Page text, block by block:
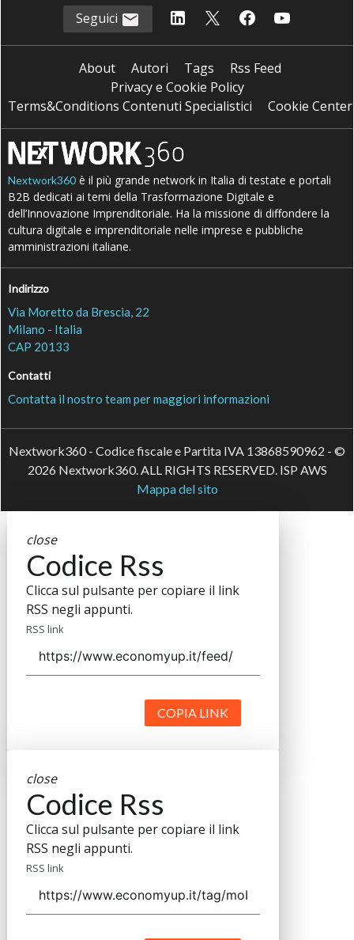
Seguici
About Autori Tags
Rss Feed
Privacy e Cookie Policy
Terms&Conditions Contenuti Specialistici
Cookie Center
Nextwork360 è il più grande network in Italia di testate e portali
B2B dedicati ai temi della Trasformazione Digitale e
dell’Innovazione Imprenditoriale. Ha la missione di diffondere la
cultura digitale e imprenditoriale nelle imprese e pubbliche
amministrazioni italiane.
Indirizzo
Via Moretto da Brescia, 22
Milano - Italia
CAP 20133
Contatti
Contatta il nostro team per maggiori informazioni
Nextwork360 - Codice fiscale e Partita IVA 13868590962 - ©
2026 Nextwork360. ALL RIGHTS RESERVED. ISP AWS
Mappa del sito
close
Codice Rss
Clicca sul pulsante per copiare il link
RSS negli appunti.
RSS link
COPIA LINK
close
Codice Rss
Clicca sul pulsante per copiare il link
RSS negli appunti.
RSS link